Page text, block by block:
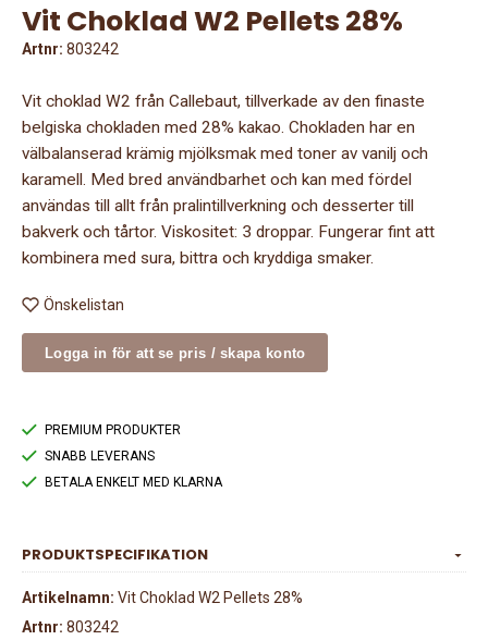
Vit Choklad W2 Pellets 28%
Artnr: 803242
Vit choklad W2 från Callebaut, tillverkade av den finaste
belgiska chokladen med 28% kakao. Chokladen har en
välbalanserad krämig mjölksmak med toner av vanilj och
karamell. Med bred användbarhet och kan med fördel
användas till allt från pralintillverkning och desserter till
bakverk och tårtor. Viskositet: 3 droppar. Fungerar fint att
kombinera med sura, bittra och kryddiga smaker.
Önskelistan
Logga in för att se pris / skapa konto
PREMIUM PRODUKTER
SNABB LEVERANS
BETALA ENKELT MED KLARNA
PRODUKTSPECIFIKATION
Artikelnamn: Vit Choklad W2 Pellets 28%
Artnr: 803242